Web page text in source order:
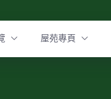
屋苑專頁